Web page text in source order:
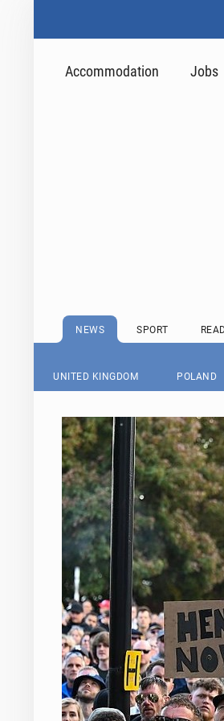
Accommodation Jobs
NEWS SPORT
UNITED KINGDOM POLAND